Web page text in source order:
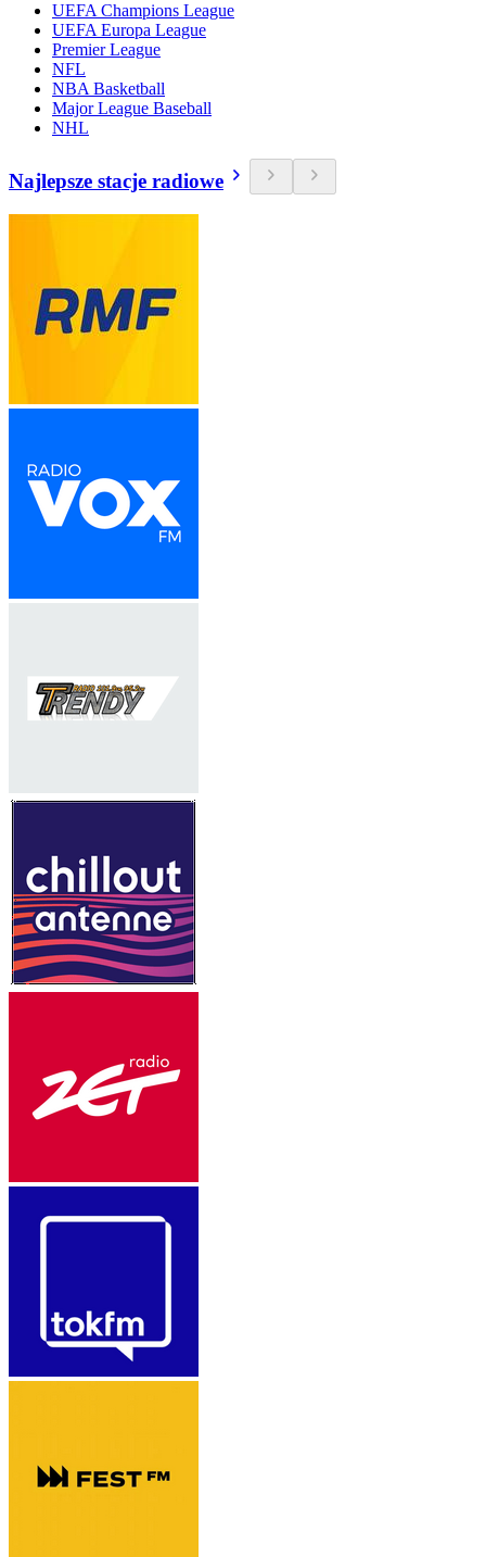
UEFA Champions League
UEFA Europa League
Premier League
NFL
NBA Basketball
Major League Baseball
NHL
Najlepsze stacje radiowe